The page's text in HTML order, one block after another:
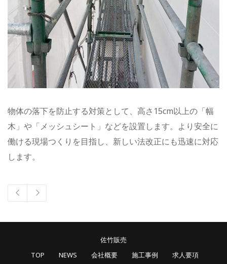
物体の落下を防止する対策として、高さ15cm以上の「幅
木」や「メッシュシート」などを設置します。より安全に
働ける現場つくりを目指し、新しい法改正にも迅速に対応
します。
佐竹販売
TOP
NEWS 会社概要 施工事例 求人要項